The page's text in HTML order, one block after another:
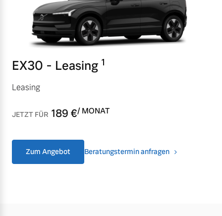
Mehr erfahren
Versicherung
EX30 - Leasing 1
Leasing
JETZT FÜR 189 €/ MONAT
Zum Angebot Beratungstermin anfragen